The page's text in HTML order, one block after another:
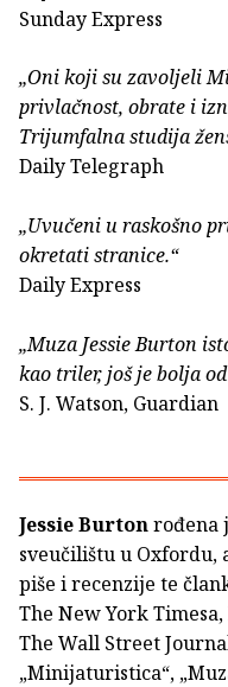
Sunday Express
„Oni koji su zavoljeli
privlačnost, obrate i
Trijumfalna studija
Daily Telegraph
„Uvučeni u raskošno
okretati stranice.“
Daily Express
„Muza Jessie Burton
kao triler, još je bolja
S. J. Watson, Guardian
Jessie Burtonrođena
sveučilištu u Oxfordu,
piše i recenzije te
The New York
The Wall Street
„Minijaturistica“,